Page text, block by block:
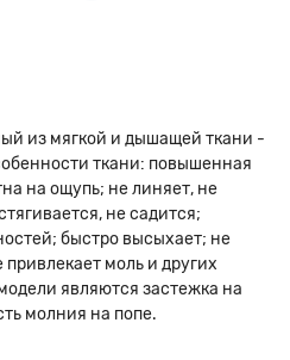
из мягкой и дышащей ткани -
ткани: повышенная
на ощупь; не линяет, не
не садится;
быстро высыхает; не
моль и других
являются застежка на
молния на попе.